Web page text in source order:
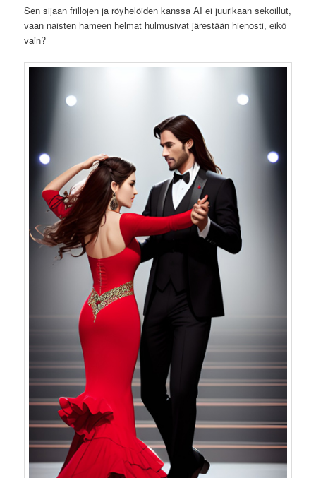
Sen sijaan frillojen ja röyhelöiden kanssa AI ei juurikaan sekoillut,
vaan naisten hameen helmat hulmusivat järestään hienosti, eikö
vain?